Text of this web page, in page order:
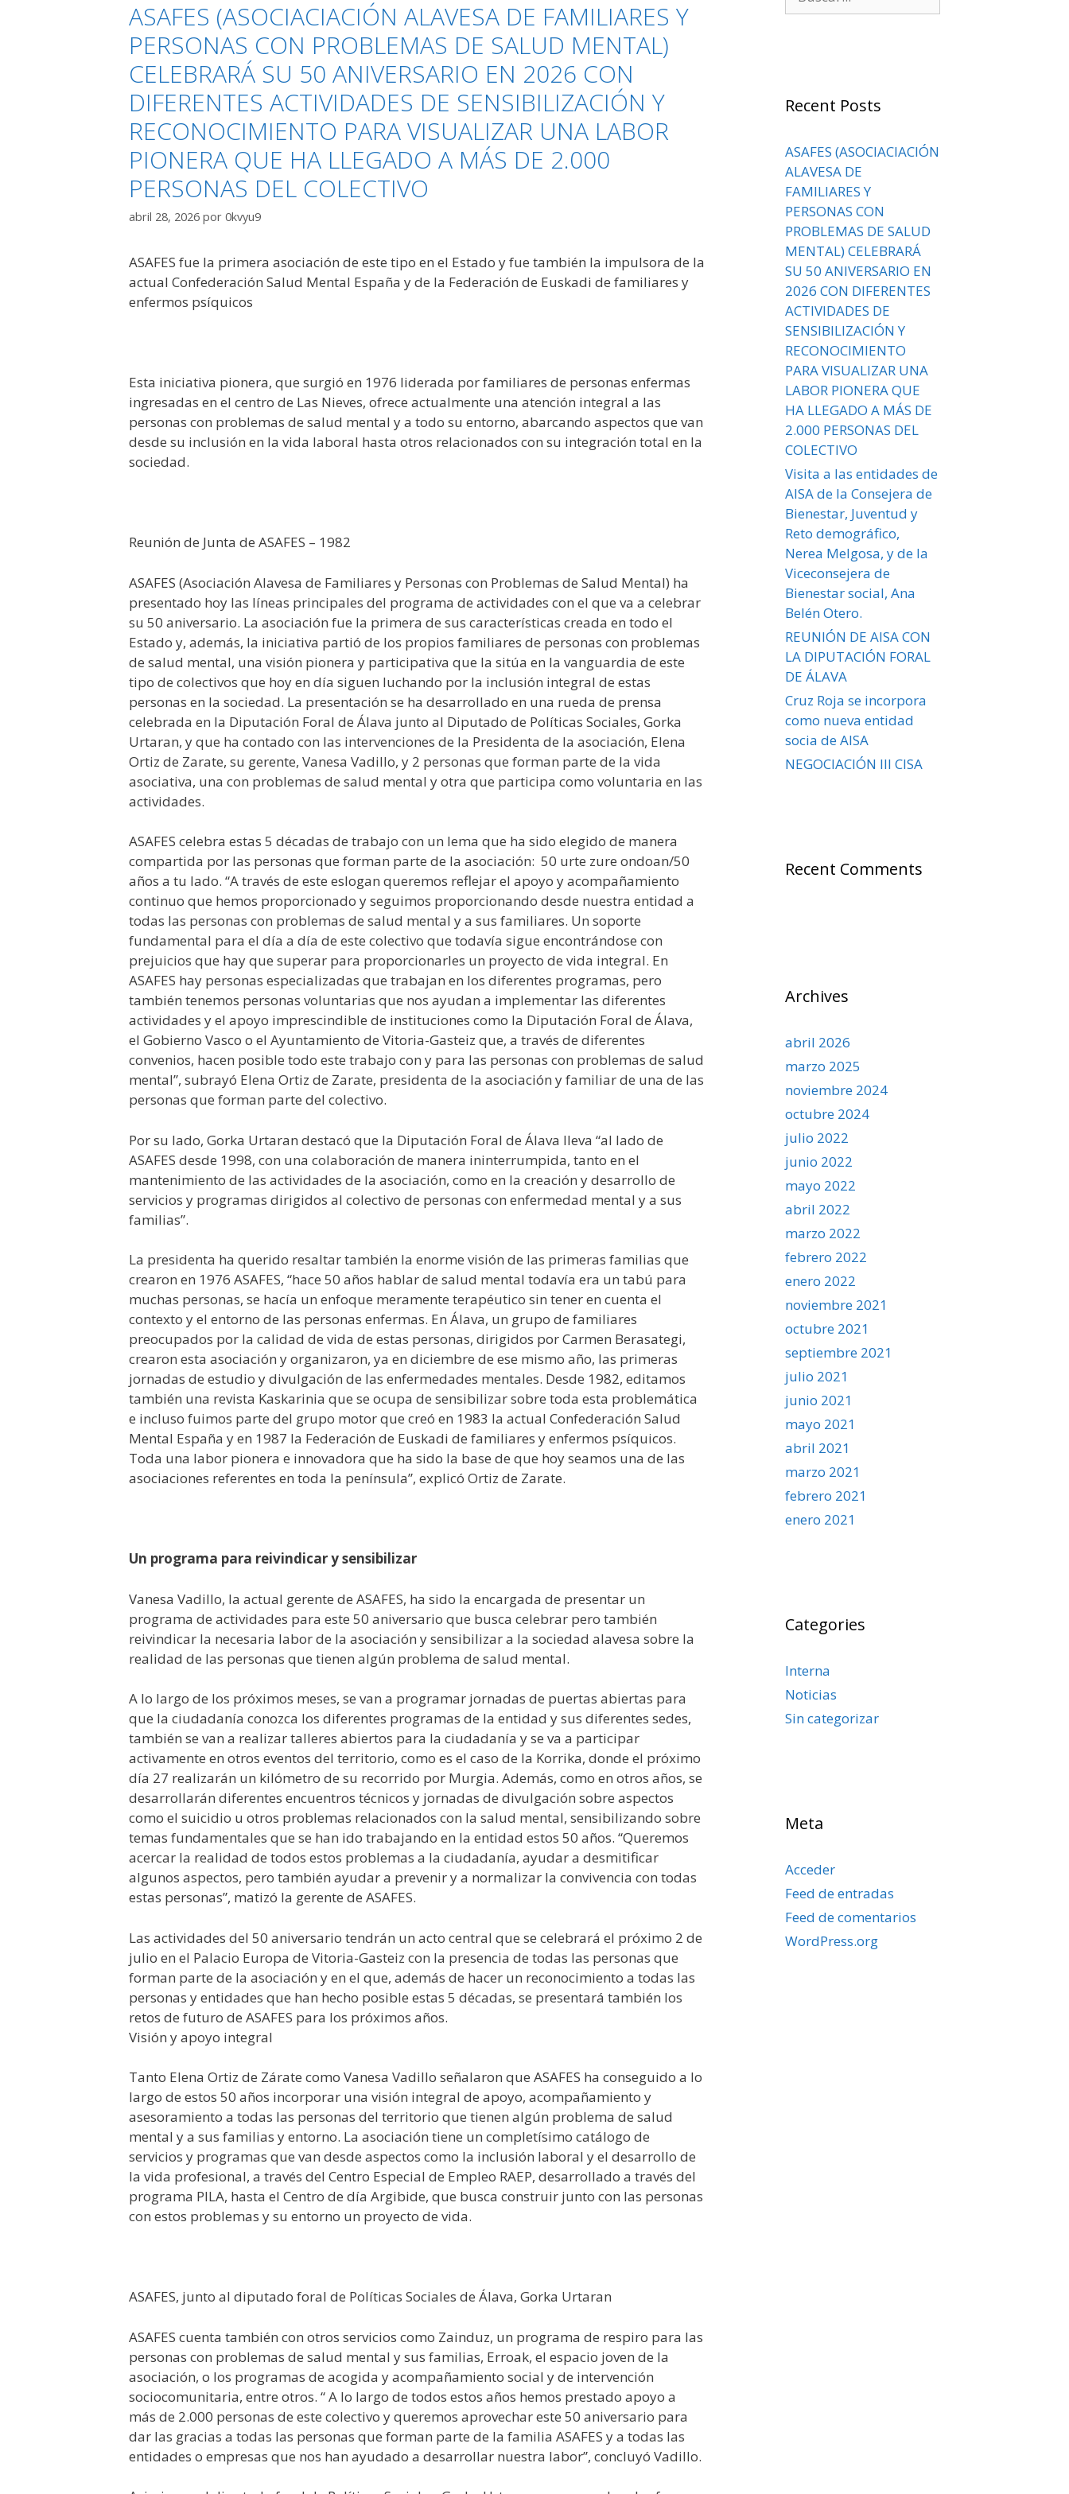
ASAFES (ASOCIACIACIÓN ALAVESA DE FAMILIARES Y
PERSONAS CON PROBLEMAS DE SALUD MENTAL)
CELEBRARÁ SU 50 ANIVERSARIO EN 2026 CON
DIFERENTES ACTIVIDADES DE SENSIBILIZACIÓN Y
RECONOCIMIENTO PARA VISUALIZAR UNA LABOR
PIONERA QUE HA LLEGADO A MÁS DE 2.000
PERSONAS DEL COLECTIVO
abril 28, 2026 por 0kvyu9
ASAFES fue la primera asociación de este tipo en el Estado y fue también la impulsora de la
actual Confederación Salud Mental España y de la Federación de Euskadi de familiares y
enfermos psíquicos
Esta iniciativa pionera, que surgió en 1976 liderada por familiares de personas enfermas
ingresadas en el centro de Las Nieves, ofrece actualmente una atención integral a las
personas con problemas de salud mental y a todo su entorno, abarcando aspectos que van
desde su inclusión en la vida laboral hasta otros relacionados con su integración total en la
sociedad.
Reunión de Junta de ASAFES – 1982
ASAFES (Asociación Alavesa de Familiares y Personas con Problemas de Salud Mental) ha
presentado hoy las líneas principales del programa de actividades con el que va a celebrar
su 50 aniversario. La asociación fue la primera de sus características creada en todo el
Estado y, además, la iniciativa partió de los propios familiares de personas con problemas
de salud mental, una visión pionera y participativa que la sitúa en la vanguardia de este
tipo de colectivos que hoy en día siguen luchando por la inclusión integral de estas
personas en la sociedad. La presentación se ha desarrollado en una rueda de prensa
celebrada en la Diputación Foral de Álava junto al Diputado de Políticas Sociales, Gorka
Urtaran, y que ha contado con las intervenciones de la Presidenta de la asociación, Elena
Ortiz de Zarate, su gerente, Vanesa Vadillo, y 2 personas que forman parte de la vida
asociativa, una con problemas de salud mental y otra que participa como voluntaria en las
actividades.
ASAFES celebra estas 5 décadas de trabajo con un lema que ha sido elegido de manera
compartida por las personas que forman parte de la asociación: 50 urte zure ondoan/50
años a tu lado. “A través de este eslogan queremos reflejar el apoyo y acompañamiento
continuo que hemos proporcionado y seguimos proporcionando desde nuestra entidad a
todas las personas con problemas de salud mental y a sus familiares. Un soporte
fundamental para el día a día de este colectivo que todavía sigue encontrándose con
prejuicios que hay que superar para proporcionarles un proyecto de vida integral. En
ASAFES hay personas especializadas que trabajan en los diferentes programas, pero
también tenemos personas voluntarias que nos ayudan a implementar las diferentes
actividades y el apoyo imprescindible de instituciones como la Diputación Foral de Álava,
el Gobierno Vasco o el Ayuntamiento de Vitoria-Gasteiz que, a través de diferentes
convenios, hacen posible todo este trabajo con y para las personas con problemas de salud
mental”, subrayó Elena Ortiz de Zarate, presidenta de la asociación y familiar de una de las
personas que forman parte del colectivo.
Por su lado, Gorka Urtaran destacó que la Diputación Foral de Álava lleva “al lado de
ASAFES desde 1998, con una colaboración de manera ininterrumpida, tanto en el
mantenimiento de las actividades de la asociación, como en la creación y desarrollo de
servicios y programas dirigidos al colectivo de personas con enfermedad mental y a sus
familias”.
La presidenta ha querido resaltar también la enorme visión de las primeras familias que
crearon en 1976 ASAFES, “hace 50 años hablar de salud mental todavía era un tabú para
muchas personas, se hacía un enfoque meramente terapéutico sin tener en cuenta el
contexto y el entorno de las personas enfermas. En Álava, un grupo de familiares
preocupados por la calidad de vida de estas personas, dirigidos por Carmen Berasategi,
crearon esta asociación y organizaron, ya en diciembre de ese mismo año, las primeras
jornadas de estudio y divulgación de las enfermedades mentales. Desde 1982, editamos
también una revista Kaskarinia que se ocupa de sensibilizar sobre toda esta problemática
e incluso fuimos parte del grupo motor que creó en 1983 la actual Confederación Salud
Mental España y en 1987 la Federación de Euskadi de familiares y enfermos psíquicos.
Toda una labor pionera e innovadora que ha sido la base de que hoy seamos una de las
asociaciones referentes en toda la península”, explicó Ortiz de Zarate.
Un programa para reivindicar y sensibilizar
Vanesa Vadillo, la actual gerente de ASAFES, ha sido la encargada de presentar un
programa de actividades para este 50 aniversario que busca celebrar pero también
reivindicar la necesaria labor de la asociación y sensibilizar a la sociedad alavesa sobre la
realidad de las personas que tienen algún problema de salud mental.
A lo largo de los próximos meses, se van a programar jornadas de puertas abiertas para
que la ciudadanía conozca los diferentes programas de la entidad y sus diferentes sedes,
también se van a realizar talleres abiertos para la ciudadanía y se va a participar
activamente en otros eventos del territorio, como es el caso de la Korrika, donde el próximo
día 27 realizarán un kilómetro de su recorrido por Murgia. Además, como en otros años, se
desarrollarán diferentes encuentros técnicos y jornadas de divulgación sobre aspectos
como el suicidio u otros problemas relacionados con la salud mental, sensibilizando sobre
temas fundamentales que se han ido trabajando en la entidad estos 50 años. “Queremos
acercar la realidad de todos estos problemas a la ciudadanía, ayudar a desmitificar
algunos aspectos, pero también ayudar a prevenir y a normalizar la convivencia con todas
estas personas”, matizó la gerente de ASAFES.
Las actividades del 50 aniversario tendrán un acto central que se celebrará el próximo 2 de
julio en el Palacio Europa de Vitoria-Gasteiz con la presencia de todas las personas que
forman parte de la asociación y en el que, además de hacer un reconocimiento a todas las
personas y entidades que han hecho posible estas 5 décadas, se presentará también los
retos de futuro de ASAFES para los próximos años.
Visión y apoyo integral
Tanto Elena Ortiz de Zárate como Vanesa Vadillo señalaron que ASAFES ha conseguido a lo
largo de estos 50 años incorporar una visión integral de apoyo, acompañamiento y
asesoramiento a todas las personas del territorio que tienen algún problema de salud
mental y a sus familias y entorno. La asociación tiene un completísimo catálogo de
servicios y programas que van desde aspectos como la inclusión laboral y el desarrollo de
la vida profesional, a través del Centro Especial de Empleo RAEP, desarrollado a través del
programa PILA, hasta el Centro de día Argibide, que busca construir junto con las personas
con estos problemas y su entorno un proyecto de vida.
ASAFES, junto al diputado foral de Políticas Sociales de Álava, Gorka Urtaran
ASAFES cuenta también con otros servicios como Zainduz, un programa de respiro para las
personas con problemas de salud mental y sus familias, Erroak, el espacio joven de la
asociación, o los programas de acogida y acompañamiento social y de intervención
sociocomunitaria, entre otros. “ A lo largo de todos estos años hemos prestado apoyo a
más de 2.000 personas de este colectivo y queremos aprovechar este 50 aniversario para
dar las gracias a todas las personas que forman parte de la familia ASAFES y a todas las
entidades o empresas que nos han ayudado a desarrollar nuestra labor”, concluyó Vadillo.
Recent Posts
ASAFES (ASOCIACIACIÓN
ALAVESA DE
FAMILIARES Y
PERSONAS CON
PROBLEMAS DE SALUD
MENTAL) CELEBRARÁ
SU 50 ANIVERSARIO EN
2026 CON DIFERENTES
ACTIVIDADES DE
SENSIBILIZACIÓN Y
RECONOCIMIENTO
PARA VISUALIZAR UNA
LABOR PIONERA QUE
HA LLEGADO A MÁS DE
2.000 PERSONAS DEL
COLECTIVO
Visita a las entidades de
AISA de la Consejera de
Bienestar, Juventud y
Reto demográfico,
Nerea Melgosa, y de la
Viceconsejera de
Bienestar social, Ana
Belén Otero.
REUNIÓN DE AISA CON
LA DIPUTACIÓN FORAL
DE ÁLAVA
Cruz Roja se incorpora
como nueva entidad
socia de AISA
NEGOCIACIÓN III CISA
Recent Comments
Archives
abril 2026
marzo 2025
noviembre 2024
octubre 2024
julio 2022
junio 2022
mayo 2022
abril 2022
marzo 2022
febrero 2022
enero 2022
noviembre 2021
octubre 2021
septiembre 2021
julio 2021
junio 2021
mayo 2021
abril 2021
marzo 2021
febrero 2021
enero 2021
Categories
Interna
Noticias
Sin categorizar
Meta
Acceder
Feed de entradas
Feed de comentarios
WordPress.org